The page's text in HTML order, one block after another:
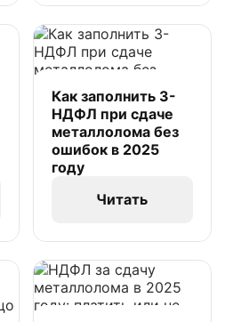
Как заполнить 3-
НДФЛ при сдаче
металлолома без
ошибок в 2025
году
Читать